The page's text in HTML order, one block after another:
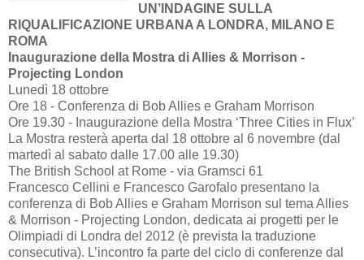
UN’INDAGINE SULLA
RIQUALIFICAZIONE URBANA A LONDRA, MILANO E
ROMA
Inaugurazione della Mostra di Allies & Morrison -
Projecting London
Lunedì 18 ottobre
Ore 18 - Conferenza di Bob Allies e Graham Morrison
Ore 19.30 - Inaugurazione della Mostra ‘Three Cities in Flux’
La Mostra resterà aperta dal 18 ottobre al 6 novembre (dal
martedì al sabato dalle 17.00 alle 19.30)
The British School at Rome - via Gramsci 61
Francesco Cellini e Francesco Garofalo presentano la
conferenza di Bob Allies e Graham Morrison sul tema Allies
& Morrison - Projecting London, dedicata ai progetti per le
Olimpiadi di Londra del 2012 (è prevista la traduzione
consecutiva). L’incontro fa parte del ciclo di conferenze dal